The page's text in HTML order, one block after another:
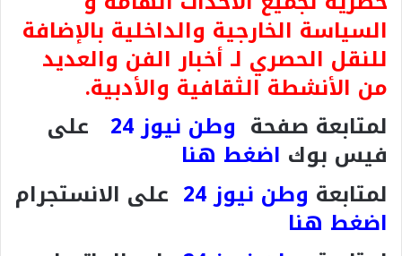
السياسة الخارجية والداخلية بالإضافة
للنقل الحصري لـ أخبار الفن والعديد
من الأنشطة الثقافية والأدبية.
لمتابعة صفحة وطن نيوز 24 على
فيس بوك اضغط هنا
لمتابعة وطن نيوز 24 على الانستجرام
اضغط هنا